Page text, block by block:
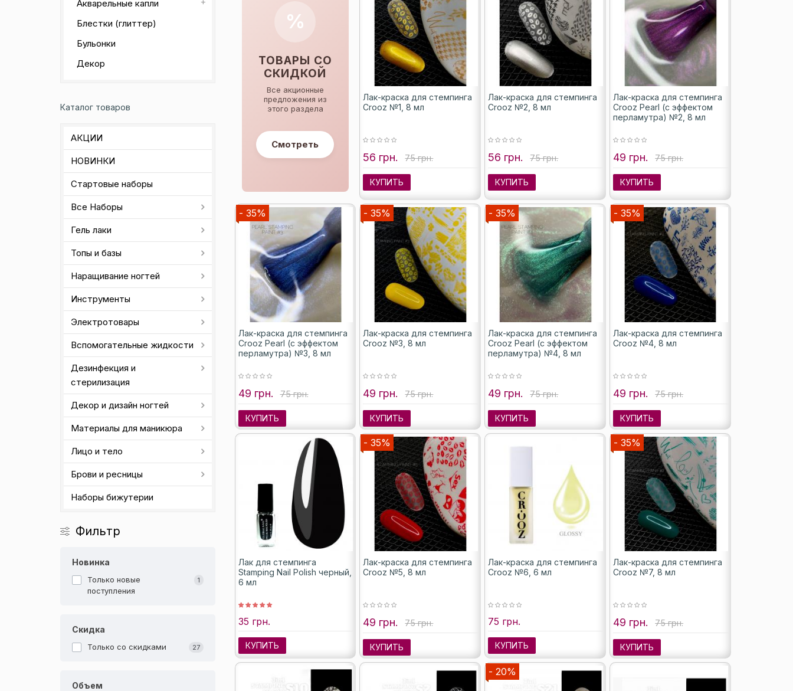
Акварельные капли
Блестки (глиттер)
Бульонки
Декор
Каталог товаров
АКЦИИ
НОВИНКИ
Стартовые наборы
Все Наборы
Гель лаки
Топы и базы
Наращивание ногтей
Инструменты
Электротовары
Вспомогательные жидкости
Дезинфекция и
стерилизация
Декор и дизайн ногтей
Материалы для маникюра
Лицо и тело
Брови и ресницы
Наборы бижутерии
Фильтр
Новинка
Только новые
поступления
1
Скидка
Только со cкидками 27
Объем
%
ТОВАРЫ СО
СКИДКОЙ
Все акционные
предложения из
этого раздела
Смотреть
Лак-краска для стемпинга
Crooz №1, 8 мл
56 грн. 75 грн.
КУПИТЬ
Лак-краска для стемпинга
Crooz №2, 8 мл
56 грн. 75 грн.
КУПИТЬ
Лак-краска для стемпинга
Crooz Pearl (с эффектом
перламутра) №2, 8 мл
49 грн. 75 грн.
КУПИТЬ
- 35%
Лак-краска для стемпинга
Crooz Pearl (с эффектом
перламутра) №3, 8 мл
49 грн. 75 грн.
КУПИТЬ
- 35%
Лак-краска для стемпинга
Crooz №3, 8 мл
49 грн. 75 грн.
КУПИТЬ
- 35%
Лак-краска для стемпинга
Crooz Pearl (с эффектом
перламутра) №4, 8 мл
49 грн. 75 грн.
КУПИТЬ
- 35%
Лак-краска для стемпинга
Crooz №4, 8 мл
49 грн. 75 грн.
КУПИТЬ
Лак для стемпинга
Stamping Nail Polish черный,
6 мл
35 грн.
КУПИТЬ
- 35%
Лак-краска для стемпинга
Crooz №5, 8 мл
49 грн. 75 грн.
КУПИТЬ
Лак-краска для стемпинга
Crooz №6, 6 мл
75 грн.
КУПИТЬ
- 35%
Лак-краска для стемпинга
Crooz №7, 8 мл
49 грн. 75 грн.
КУПИТЬ
- 20%